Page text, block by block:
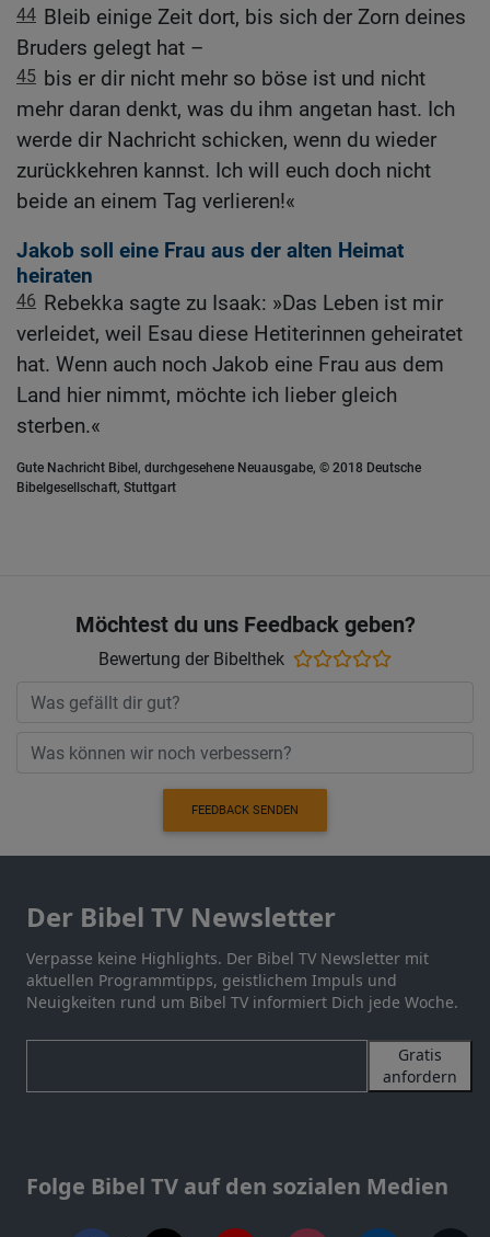
44 Bleib einige Zeit dort, bis sich der Zorn deines
Bruders gelegt hat –
45 bis er dir nicht mehr so böse ist und nicht
mehr daran denkt, was du ihm angetan hast. Ich
werde dir Nachricht schicken, wenn du wieder
zurückkehren kannst. Ich will euch doch nicht
beide an einem Tag verlieren!«
Jakob soll eine Frau aus der alten Heimat
heiraten
46 Rebekka sagte zu Isaak: »Das Leben ist mir
verleidet, weil Esau diese Hetiterinnen geheiratet
hat. Wenn auch noch Jakob eine Frau aus dem
Land hier nimmt, möchte ich lieber gleich
sterben.«
Gute Nachricht Bibel, durchgesehene Neuausgabe, © 2018 Deutsche
Bibelgesellschaft, Stuttgart
Möchtest du uns Feedback geben?
Bewertung der Bibelthek
FEEDBACK SENDEN
Der Bibel TV Newsletter
Verpasse keine Highlights. Der Bibel TV Newsletter mit
aktuellen Programmtipps, geistlichem Impuls und
Neuigkeiten rund um Bibel TV informiert Dich jede Woche.
Gratis
anfordern
Folge Bibel TV auf den sozialen Medien